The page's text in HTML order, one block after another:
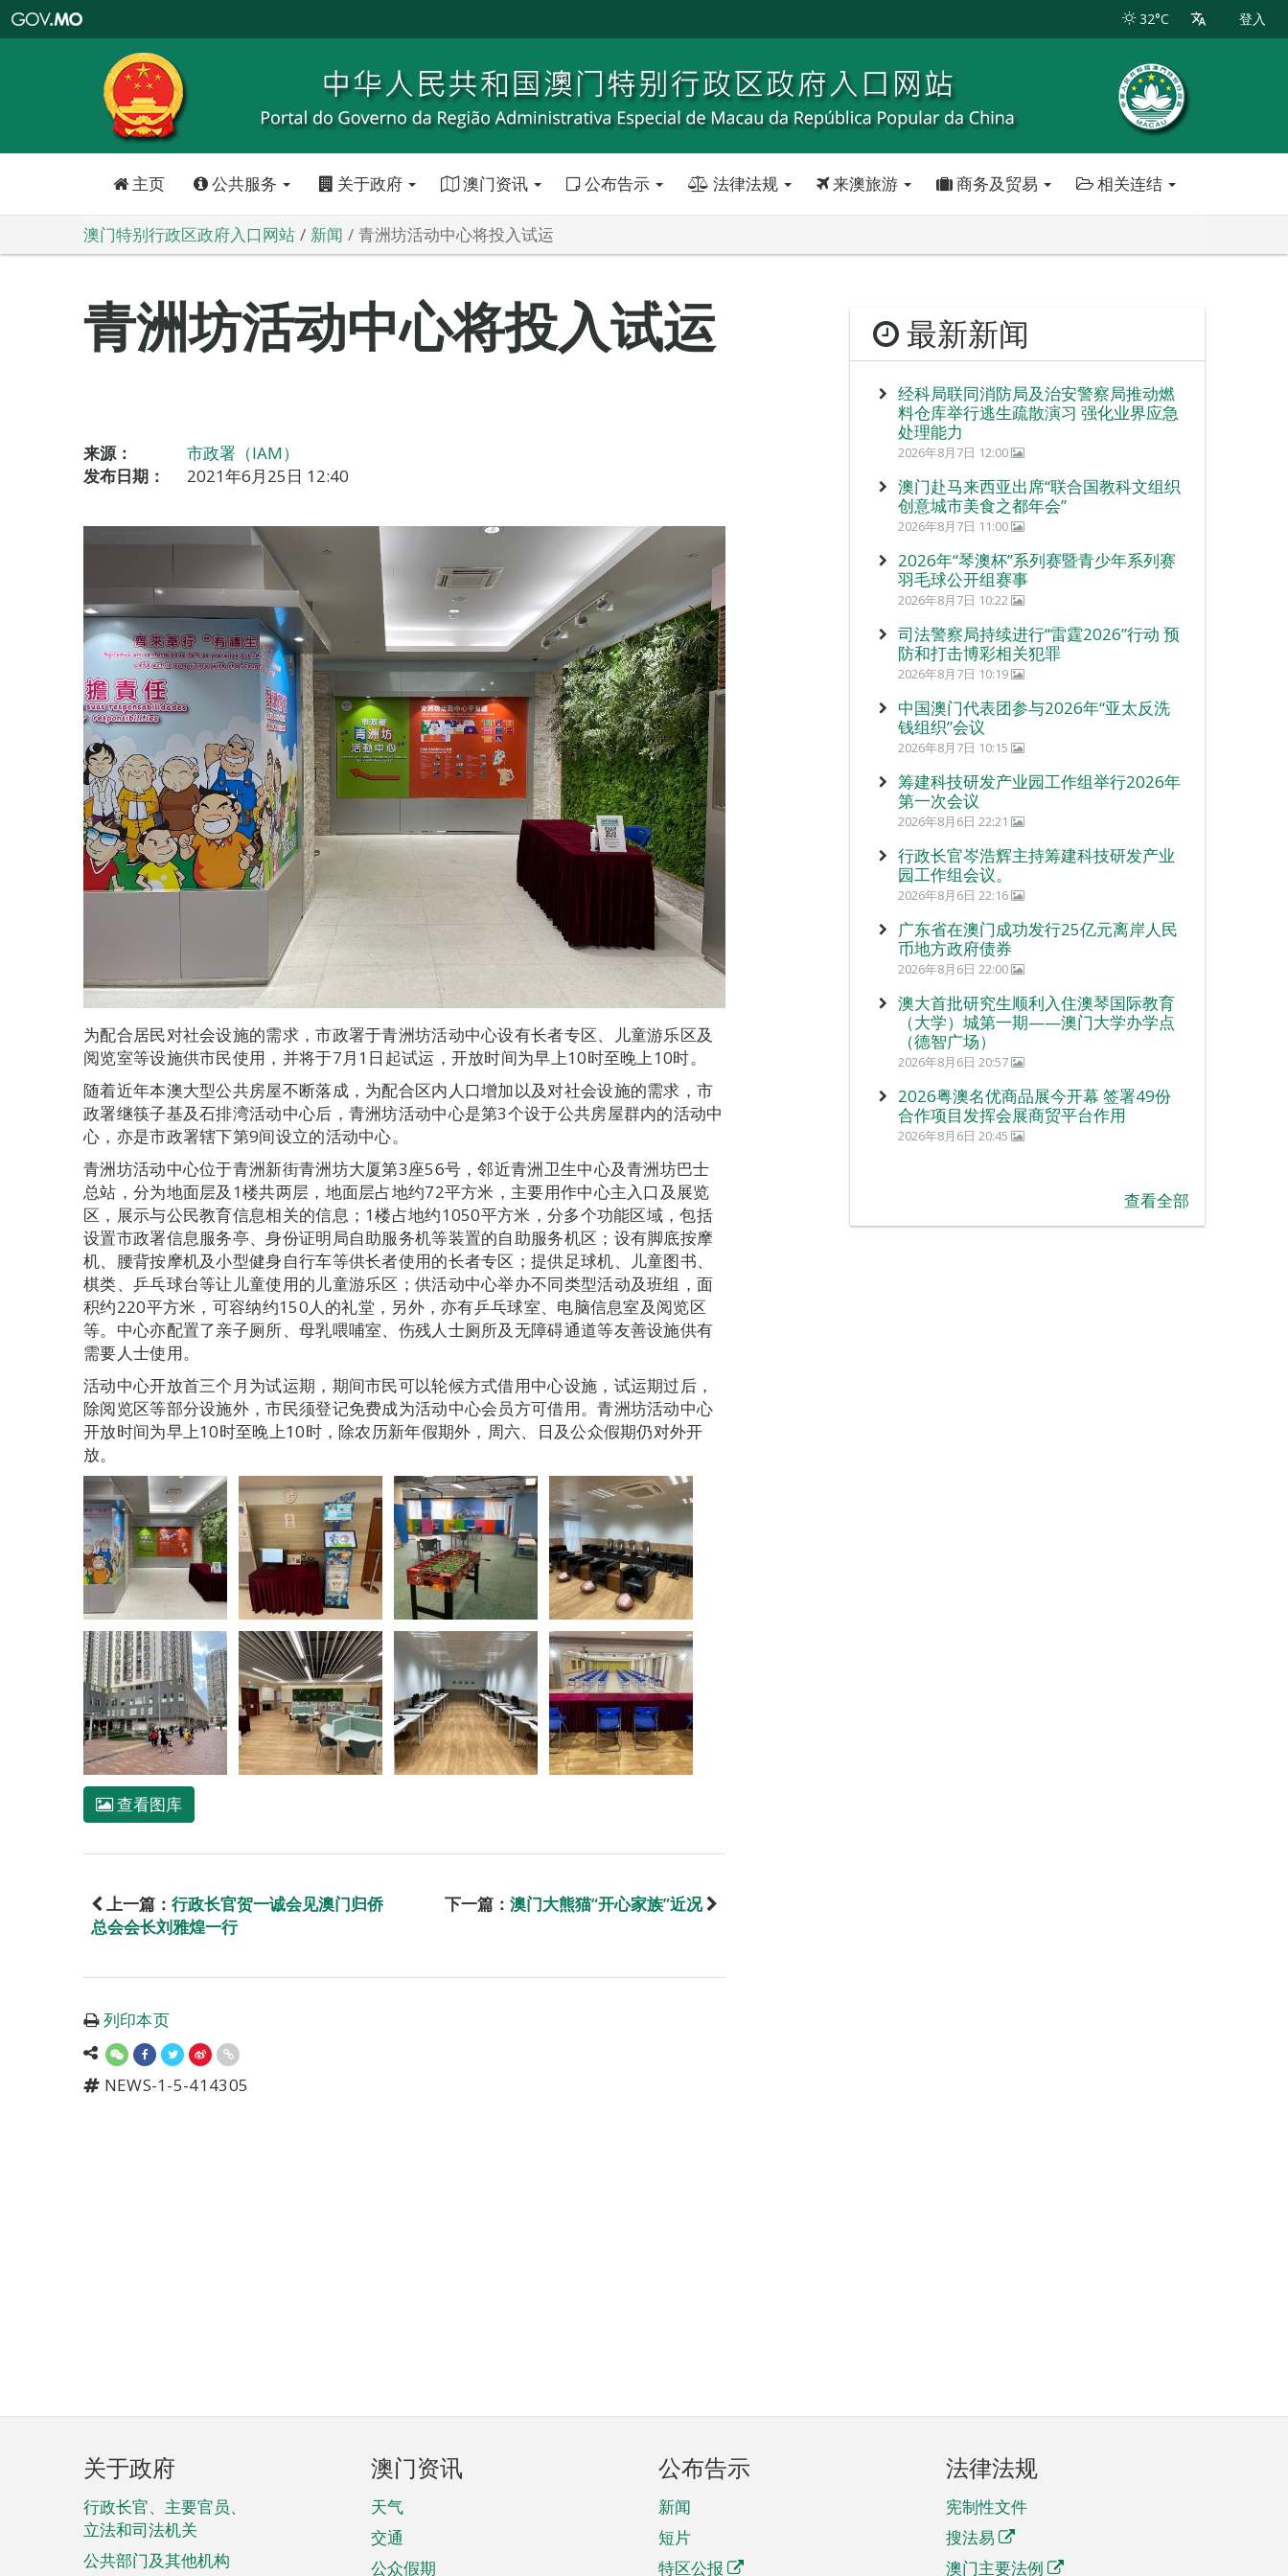
特
政
区
政
口
32°C 登入
主页 公共服务 关于政府 澳门资讯 公布告示 法律法规 来澳旅游 商务及贸易 相关连结
澳门特别行政区政府入口网站 新闻 青洲坊活动中心将投入试运
青洲坊活动中心将投入试运
来源：
市政署（IAM）
发布日期：
2021年6月25日 12:40
为配合居民对社会设施的需求，市政署于青洲坊活动中心设有长者专区、儿童游乐区及
阅览室等设施供市民使用，并将于7月1日起试运，开放时间为早上10时至晚上10时。
随着近年本澳大型公共房屋不断落成，为配合区内人口增加以及对社会设施的需求，市
政署继筷子基及石排湾活动中心后，青洲坊活动中心是第3个设于公共房屋群内的活动中
心，亦是市政署辖下第9间设立的活动中心。
青洲坊活动中心位于青洲新街青洲坊大厦第3座56号，邻近青洲卫生中心及青洲坊巴士
总站，分为地面层及1楼共两层，地面层占地约72平方米，主要用作中心主入口及展览
区，展示与公民教育信息相关的信息；1楼占地约1050平方米，分多个功能区域，包括
设置市政署信息服务亭、身份证明局自助服务机等装置的自助服务机区；设有脚底按摩
机、腰背按摩机及小型健身自行车等供长者使用的长者专区；提供足球机、儿童图书、
棋类、乒乓球台等让儿童使用的儿童游乐区；供活动中心举办不同类型活动及班组，面
积约220平方米，可容纳约150人的礼堂，另外，亦有乒乓球室、电脑信息室及阅览区
等。中心亦配置了亲子厕所、母乳喂哺室、伤残人士厕所及无障碍通道等友善设施供有
需要人士使用。
活动中心开放首三个月为试运期，期间市民可以轮候方式借用中心设施，试运期过后，
除阅览区等部分设施外，市民须登记免费成为活动中心会员方可借用。青洲坊活动中心
开放时间为早上10时至晚上10时，除农历新年假期外，周六、日及公众假期仍对外开
放。
查看图库
上一篇： 行政长官贺一诚会见澳门归侨
总会会长刘雅煌一行
下一篇： 澳门大熊猫“开心家族”近况
列印本页
NEWS-1-5-414305
最新新闻
经科局联同消防局及治安警察局推动燃
料仓库举行逃生疏散演习 强化业界应急
处理能力
2026年8月7日 12:00
澳门赴马来西亚出席“联合国教科文组织
创意城市美食之都年会”
2026年8月7日 11:00
2026年“琴澳杯”系列赛暨青少年系列赛
羽毛球公开组赛事
2026年8月7日 10:22
司法警察局持续进行“雷霆2026”行动 预
防和打击博彩相关犯罪
2026年8月7日 10:19
中国澳门代表团参与2026年“亚太反洗
钱组织”会议
2026年8月7日 10:15
筹建科技研发产业园工作组举行2026年
第一次会议
2026年8月6日 22:21
行政长官岑浩辉主持筹建科技研发产业
园工作组会议。
2026年8月6日 22:16
广东省在澳门成功发行25亿元离岸人民
币地方政府债券
2026年8月6日 22:00
澳大首批研究生顺利入住澳琴国际教育
（大学）城第一期——澳门大学办学点
（德智广场）
2026年8月6日 20:57
2026粤澳名优商品展今开幕 签署49份
合作项目发挥会展商贸平台作用
2026年8月6日 20:45
查看全部
页
脚
菜
单
关于政府
行政长官、主要官员、
立法和司法机关
公共部门及其他机构
澳门资讯
天气
交通
公众假期
公布告示
新闻
短片
特区公报
法律法规
宪制性文件
搜法易
澳门主要法例